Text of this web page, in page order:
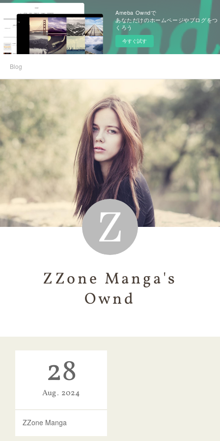
Ameba Owndで
あなただけのホームページやブログをつ
くろう
今すぐ試す
Blog
ZZone Manga's
Ownd
28
Aug 2024
ZZone Manga